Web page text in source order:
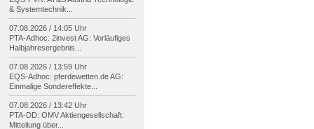
& Systemtechnik...
07.08.2026 / 14:05 Uhr
PTA-Adhoc: 2invest AG: Vorläufiges
Halbjahresergebnis...
07.08.2026 / 13:59 Uhr
EQS-Adhoc: pferdewetten.de AG:
Einmalige Sondereffekte...
07.08.2026 / 13:42 Uhr
PTA-DD: OMV Aktiengesellschaft:
Mitteilung über...